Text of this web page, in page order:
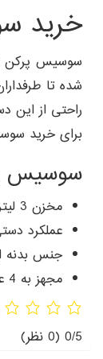
خرید
سوسیس پرکن
شده تا
راحتی از این
برای خرید سوسیس پرکن 3 لیتری
سوسیس پرکن 3
مخزن 3 لیتری
عملکرد
جنس بدنه
مجهز به 4 عدد نازل در قطرهای مختلف
0/5 (0 نظر)